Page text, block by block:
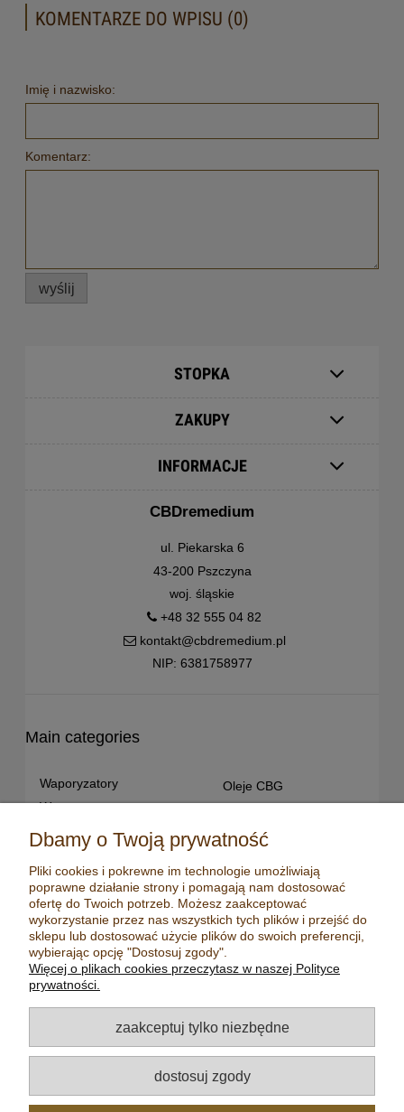
KOMENTARZE DO WPISU (0)
Imię i nazwisko:
Komentarz:
wyślij
STOPKA
ZAKUPY
INFORMACJE
CBDremedium
ul. Piekarska 6
43-200 Pszczyna
woj. śląskie
+48 32 555 04 82
kontakt@cbdremedium.pl
NIP: 6381758977
Main categories
Waporyzatory
Waporyzatory
Waporyzatory manualne
Waporyzatory
stacjonarne
Premium vaporizers
Waporyzatory
konwekcyjne
Zestawy z
waporyzatorem
Oleje CBD 5%
Oleje CBG
Susz konopny
CBD dla zwierząt
Młynki/ Grindery
Zapalniczki
Maści konopne
Mydła konopne
Aromatyzery
Olejki eteryczne
Herbaty
Dbamy o Twoją prywatność
Pliki cookies i pokrewne im technologie umożliwiają
poprawne działanie strony i pomagają nam dostosować
ofertę do Twoich potrzeb. Możesz zaakceptować
wykorzystanie przez nas wszystkich tych plików i przejść do
sklepu lub dostosować użycie plików do swoich preferencji,
wybierając opcję "Dostosuj zgody".
Więcej o plikach cookies przeczytasz w naszej Polityce
prywatności.
zaakceptuj tylko niezbędne
dostosuj zgody